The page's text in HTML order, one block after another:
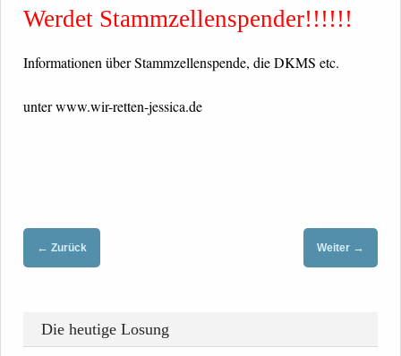
Werdet Stammzellenspender!!!!!!
Informationen über Stammzellenspende, die DKMS etc.
unter www.wir-retten-jessica.de
← Zurück Weiter →
Die heutige Losung